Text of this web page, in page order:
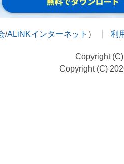
/ALiNKインターネット ） 利
Copyright
Copyright (C)